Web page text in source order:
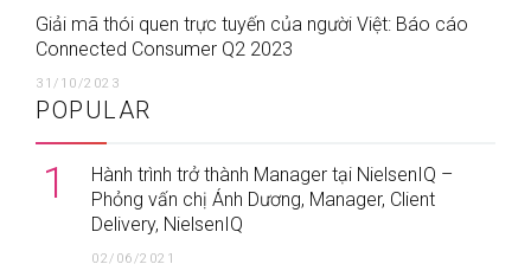
Giải mã thói quen trực tuyến của người Việt: Báo cáo
Connected Consumer Q2 2023
31/10/2023
POPULAR
1
Hành trình trở thành Manager tại NielsenIQ –
Phỏng vấn chị Ánh Dương, Manager, Client
Delivery, NielsenIQ
02/06/2021